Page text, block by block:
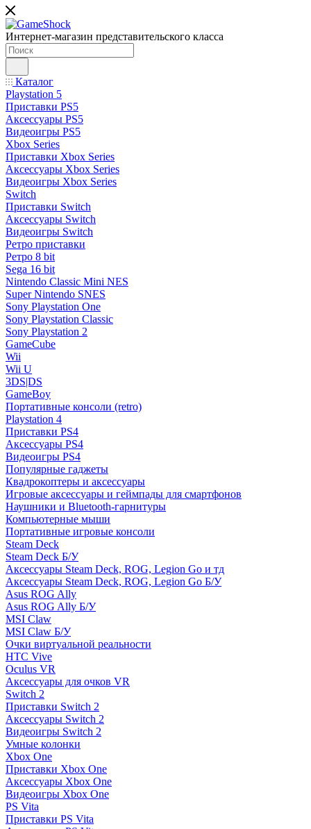
Интернет-магазин представительского класса
Каталог
Playstation 5
Приставки PS5
Аксессуары PS5
Видеоигры PS5
Xbox Series
Приставки Xbox Series
Аксессуары Xbox Series
Видеоигры Xbox Series
Switch
Приставки Switch
Аксессуары Switch
Видеоигры Switch
Ретро приставки
Ретро 8 bit
Sega 16 bit
Nintendo Classic Mini NES
Super Nintendo SNES
Sony Playstation One
Sony Playstation Classic
Sony Playstation 2
GameCube
Wii
Wii U
3DS|DS
GameBoy
Портативные консоли (retro)
Playstation 4
Приставки PS4
Аксессуары PS4
Видеоигры PS4
Популярные гаджеты
Квадрокоптеры и аксессуары
Игровые аксессуары и геймпады для смартфонов
Наушники и Bluetooth-гарнитуры
Компьютерные мыши
Портативные игровые консоли
Steam Deck
Steam Deck Б/У
Аксессуары Steam Deck, ROG, Legion Go и тд
Аксессуары Steam Deck, ROG, Legion Go Б/У
Asus ROG Ally
Asus ROG Ally Б/У
MSI Claw
MSI Claw Б/У
Очки виртуальной реальности
HTC Vive
Oculus VR
Аксессуары для очков VR
Switch 2
Приставки Switch 2
Аксессуары Switch 2
Видеоигры Switch 2
Умные колонки
Xbox One
Приставки Xbox One
Аксессуары Xbox One
Видеоигры Xbox One
PS Vita
Приставки PS Vita